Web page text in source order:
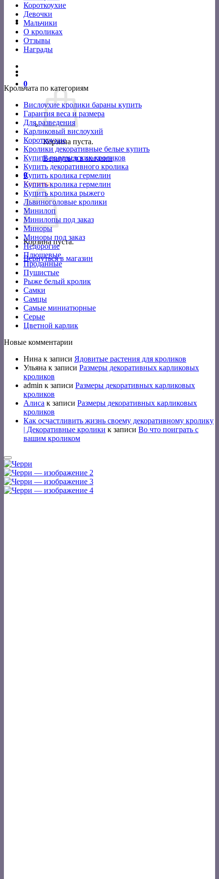
Короткоухие
Девочки
Мальчики
О кроликах
Отзывы
Награды
0
Корзина пуста.
Вернуться в магазин
0
Корзина
Корзина пуста.
Вернуться в магазин
Крольчата по категориям
Вислоухие кролики бараны купить
Гарантия веса и размера
Для разведения
Карликовый вислоухий
Короткоухие
Кролики декоративные белые купить
Купить голландских кроликов
Купить декоративного кролика
Купить кролика гермелин
Купить кролика гермелин
Купить кролика рыжего
Львиноголовые кролики
Минилоп
Минилопы под заказ
Миноры
Миноры под заказ
Недорогие
Плюшевые
Проданные
Пушистые
Рыже белый кролик
Самки
Самцы
Самые миниатюрные
Серые
Цветной карлик
Новые комментарии
Нина к записи Ядовитые растения для кроликов
Ульяна к записи Размеры декоративных карликовых
кроликов
admin к записи Размеры декоративных карликовых
кроликов
Алиса к записи Размеры декоративных карликовых
кроликов
Как осчастливить жизнь своему декоративному кролику
| Декоративные кролики к записи Во что поиграть с
вашим кроликом